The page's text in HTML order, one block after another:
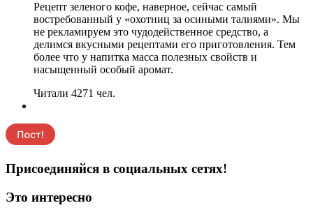
Рецепт зеленого кофе, наверное, сейчас самый
востребованный у «охотниц за осиными талиями». Мы
не рекламируем это чудодейственное средство, а
делимся вкусными рецептами его приготовления. Тем
более что у напитка масса полезных свойств и
насыщенный особый аромат.
Читали 4271 чел.
Присоединяйся в социальных сетях!
Это интересно